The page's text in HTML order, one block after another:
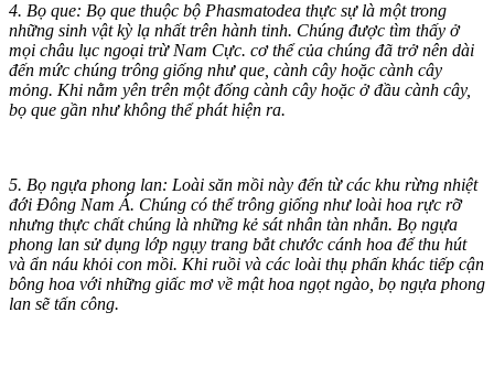
4. Bọ que: Bọ que thuộc bộ Phasmatodea thực sự là một trong
những sinh vật kỳ lạ nhất trên hành tinh. Chúng được tìm thấy ở
mọi châu lục ngoại trừ Nam Cực. c‌ơ th‌ể của chúng đã trở nên dài
đến mức chúng trông giống như que, cành cây hoặc cành cây
mỏng. Khi nằm yên trên một đống cành cây hoặc ở đầu cành cây,
bọ que gần như không thể phát hiện ra.
5. Bọ ngựa phong lan: Loài săn mồi này đến từ các khu rừng nhiệt
đới Đông Nam Á. Chúng có thể trông giống như loài hoa rực rỡ
nhưng thực chất chúng là những kẻ sát nhân tàn nhẫn. Bọ ngựa
phong lan sử dụng lớp ngụy trang bắt chước cánh hoa để thu hút
và ẩn náu khỏi con mồi. Khi ruồi và các loài thụ phấn khác tiếp cận
bông hoa với những giấc mơ về mật hoa ngọt ngào, bọ ngựa phong
lan sẽ tấn công.